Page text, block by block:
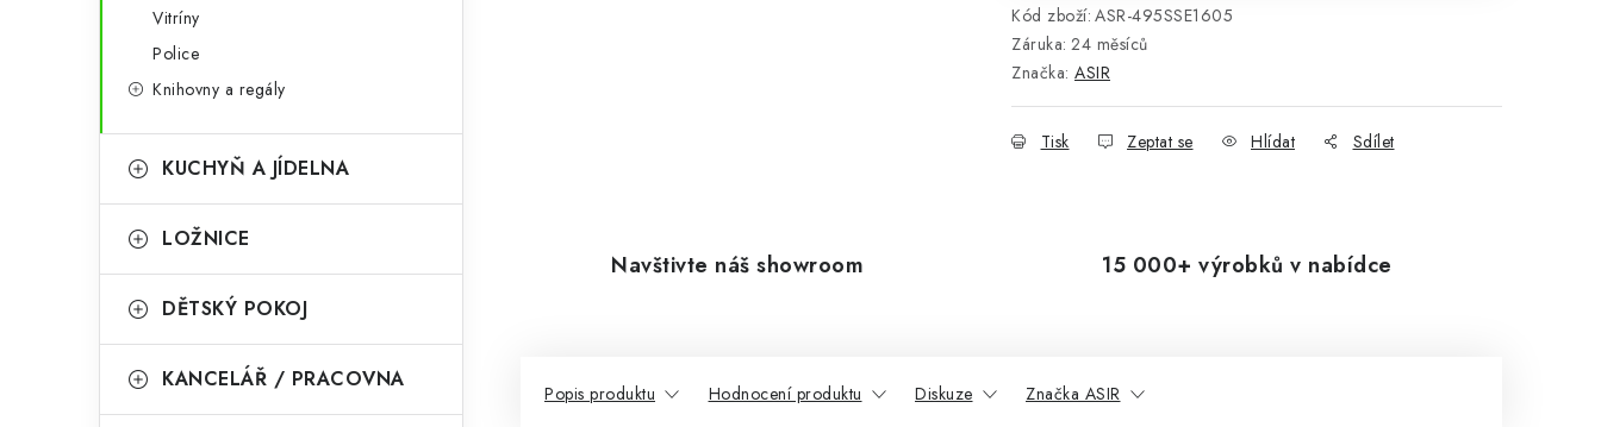
Vitríny
Police
Knihovny a regály
KUCHYŇ A JÍDELNA
LOŽNICE
DĚTSKÝ POKOJ
KANCELÁŘ / PRACOVNA
Kód zboží: ASR-495SSE1605
Záruka: 24 měsíců
Značka: ASIR
Tisk Zeptat se Hlídat Sdílet
Navštivte náš showroom 15 000+ výrobků v nabídce
Popis produktu Hodnocení produktu Diskuze Značka ASIR